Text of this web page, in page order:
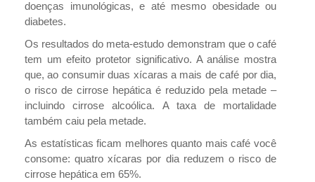
doenças imunológicas, e até mesmo obesidade ou
diabetes.
Os resultados do meta-estudo demonstram que o café
tem um efeito protetor significativo. A análise mostra
que, ao consumir duas xícaras a mais de café por dia,
o risco de cirrose hepática é reduzido pela metade –
incluindo cirrose alcoólica. A taxa de mortalidade
também caiu pela metade.
As estatísticas ficam melhores quanto mais café você
consome: quatro xícaras por dia reduzem o risco de
cirrose hepática em 65%.